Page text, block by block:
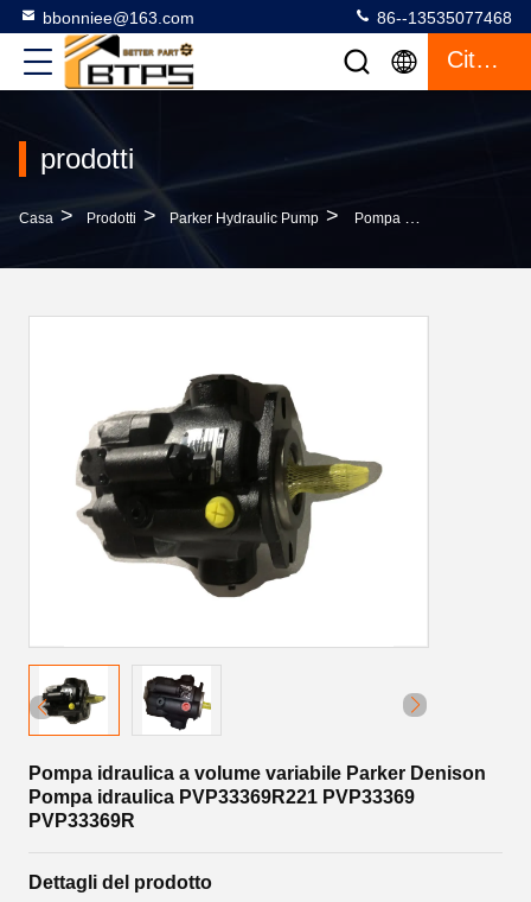
bbonniee@163.com 86--13535077468
Citazione
prodotti
Casa > Prodotti > Parker Hydraulic Pump > Pompa Idraulica A Volume Variabile Parker Denison Pompa Idraulica PVP33369R221 PVP33369 PVP33369R
Pompa idraulica a volume variabile Parker Denison
Pompa idraulica PVP33369R221 PVP33369
PVP33369R
Dettagli del prodotto